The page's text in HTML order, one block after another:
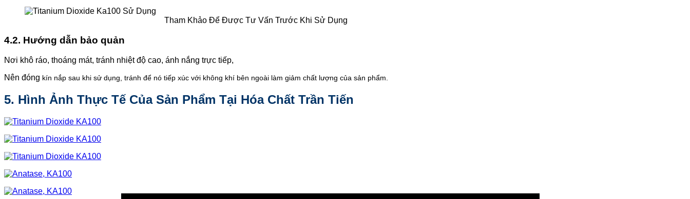
Tham Khảo Để Được Tư Vấn Trước Khi Sử Dụng
4.2. Hướng dẫn bảo quản
Nơi khô ráo, thoáng mát, tránh nhiệt độ cao, ánh nắng trực tiếp,
Nên đóng kín nắp sau khi sử dụng, tránh để nó tiếp xúc với không khí bên ngoài làm giảm chất lượng của sản phẩm.
5. Hình Ảnh Thực Tế Của Sản Phẩm Tại Hóa Chất Trần Tiến